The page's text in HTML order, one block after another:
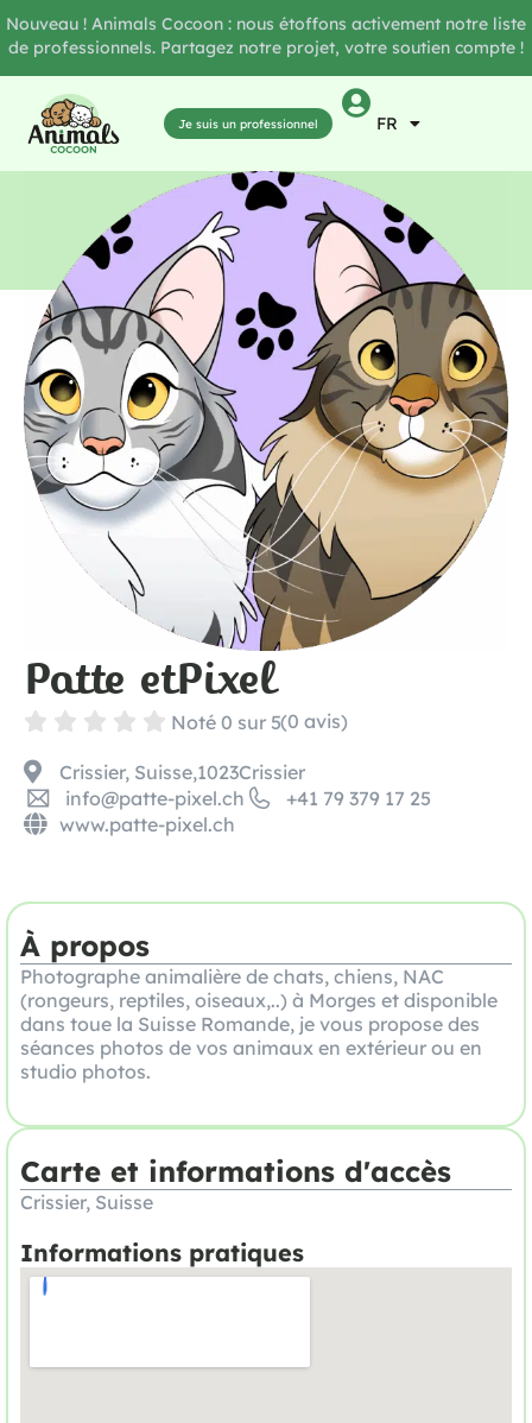
Nouveau ! Animals Cocoon : nous étoffons activement notre liste
de professionnels. Partagez notre projet, votre soutien compte !
Je suis un professionnel FR
Patte etPixel
(0 avis)
     Noté 0 sur 5
Crissier, Suisse,1023Crissier
info@patte-pixel.ch
+41 79 379 17 25
www.patte-pixel.ch
À propos
Photographe animalière de chats, chiens, NAC
(rongeurs, reptiles, oiseaux,..) à Morges et disponible
dans toue la Suisse Romande, je vous propose des
séances photos de vos animaux en extérieur ou en
studio photos.
Carte et informations d'accès
Crissier, Suisse
Informations pratiques